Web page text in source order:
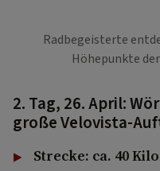
Radbegeisterte
Höhepunkte
2. Tag, 26. April:
große Velovista-
Strecke: ca. 40